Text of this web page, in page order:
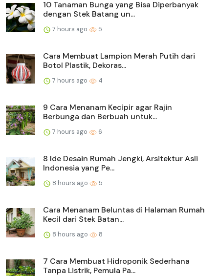
10 Tanaman Bunga yang Bisa Diperbanyak
dengan Stek Batang un...
7 hours ago 5
Cara Membuat Lampion Merah Putih dari
Botol Plastik, Dekoras...
7 hours ago 4
9 Cara Menanam Kecipir agar Rajin
Berbunga dan Berbuah untuk...
7 hours ago 6
8 Ide Desain Rumah Jengki, Arsitektur Asli
Indonesia yang Pe...
8 hours ago 5
Cara Menanam Beluntas di Halaman Rumah
Kecil dari Stek Batan...
8 hours ago 8
7 Cara Membuat Hidroponik Sederhana
Tanpa Listrik, Pemula Pa...